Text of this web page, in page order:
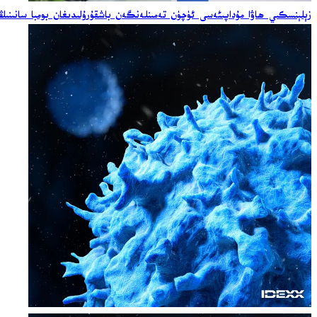
زېلېنسكىي ھاۋا مۇداپىئەسى ئۈچۈن تەمىنلەنگەن باشقۇرۇلىدىغان بومبا سانىنىڭ